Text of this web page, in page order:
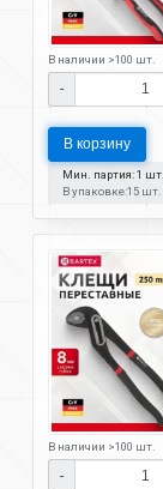
В наличии >100 шт.
-
В корзину
Мин. партия: 1 шт.
В упаковке:15 шт.
В наличии >100 шт.
-